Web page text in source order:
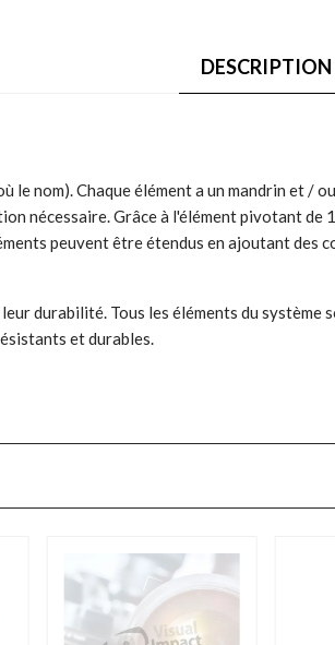
DESCRIPTION
le nom). Chaque élément a un mandrin et /
nécessaire. Grâce à l'élément pivotant
peuvent être étendus en ajoutant
durabilité. Tous les éléments du
et durables.